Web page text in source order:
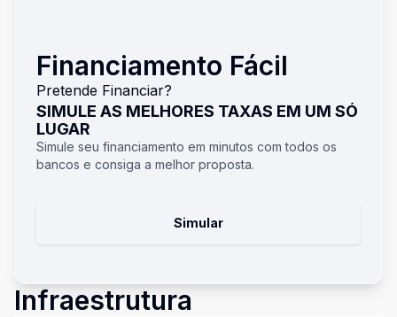
Financiamento Fácil
Pretende Financiar?
SIMULE AS MELHORES TAXAS EM UM SÓ
LUGAR
Simule seu financiamento em minutos com todos os
bancos e consiga a melhor proposta.
Simular
Infraestrutura